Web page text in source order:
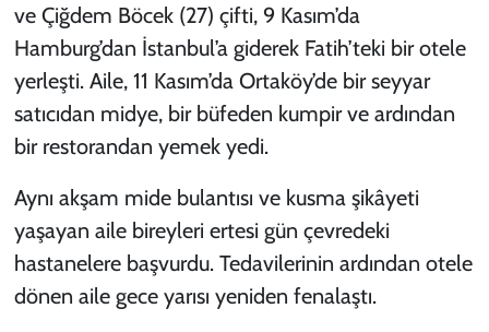
ve Çiğdem Böcek (27) çifti, 9 Kasım’da
Hamburg’dan İstanbul’a giderek Fatih’teki bir otele
yerleşti. Aile, 11 Kasım’da Ortaköy’de bir seyyar
satıcıdan midye, bir büfeden kumpir ve ardından
bir restorandan yemek yedi.
Aynı akşam mide bulantısı ve kusma şikâyeti
yaşayan aile bireyleri ertesi gün çevredeki
hastanelere başvurdu. Tedavilerinin ardından otele
dönen aile gece yarısı yeniden fenalaştı.